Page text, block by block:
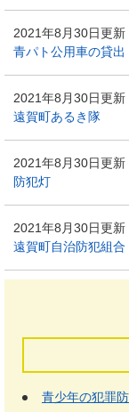
2021年8月30日更新
青パト公用車の貸出
2021年8月30日更新
遠賀町あるき隊
2021年8月30日更新
防犯灯
2021年8月30日更新
遠賀町自治防犯組合
青少年の犯罪